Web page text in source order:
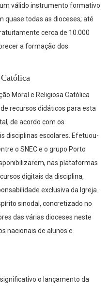
válido instrumento formativo
quase todas as dioceses; até
cerca de 10.000
a formação dos
Moral e Religiosa Católica
recursos didáticos para esta
de acordo com os
disciplinas escolares. Efetuou-
o SNEC e o grupo Porto
nas plataformas
digitais da disciplina,
exclusiva da Igreja.
sinodal, concretizado no
das várias dioceses neste
nacionais de alunos e
o lançamento da